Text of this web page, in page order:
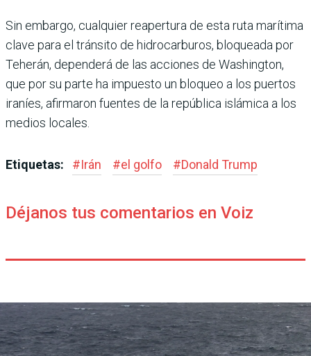
Sin embargo, cualquier rea­pertura de esta ruta marí­tima
clave para el tránsito de hidrocarburos, bloqueada por
Teherán, dependerá de las acciones de Washington,
que por su parte ha impuesto un bloqueo a los puertos
ira­níes, afirmaron fuentes de la república islámica a los
medios locales.
Etiquetas: #Irán #el golfo #Donald Trump
Déjanos tus comentarios en Voiz